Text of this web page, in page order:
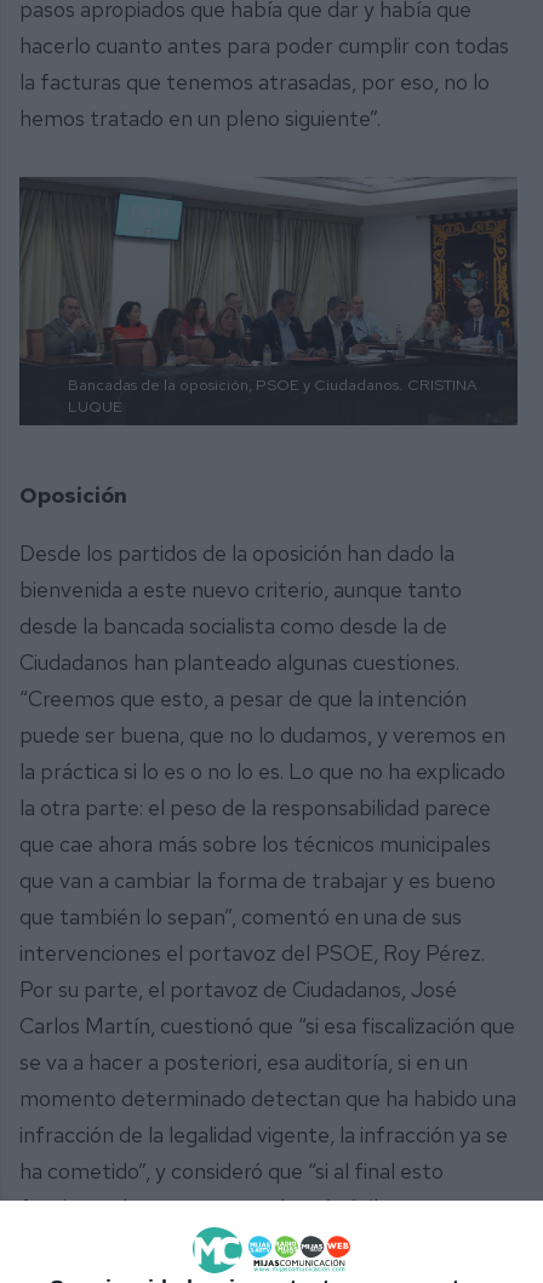
pasos apropiados que había que dar y había que
hacerlo cuanto antes para poder cumplir con todas
la facturas que tenemos atrasadas, por eso, no lo
hemos tratado en un pleno siguiente”.
Bancadas de la oposición, PSOE y Ciudadanos. CRISTINA
LUQUE
Oposición
Desde los partidos de la oposición han dado la
bienvenida a este nuevo criterio, aunque tanto
desde la bancada socialista como desde la de
Ciudadanos han planteado algunas cuestiones.
“Creemos que esto, a pesar de que la intención
puede ser buena, que no lo dudamos, y veremos en
la práctica si lo es o no lo es. Lo que no ha explicado
la otra parte: el peso de la responsabilidad parece
que cae ahora más sobre los técnicos municipales
que van a cambiar la forma de trabajar y es bueno
que también lo sepan”, comentó en una de sus
intervenciones el portavoz del PSOE, Roy Pérez.
Por su parte, el portavoz de Ciudadanos, José
Carlos Martín, cuestionó que “si esa fiscalización que
se va a hacer a posteriori, esa auditoría, si en un
momento determinado detectan que ha habido una
infracción de la legalidad vigente, la infracción ya se
ha cometido”, y consideró que “si al final esto
funciona y hace que sea todo más ágil, pues